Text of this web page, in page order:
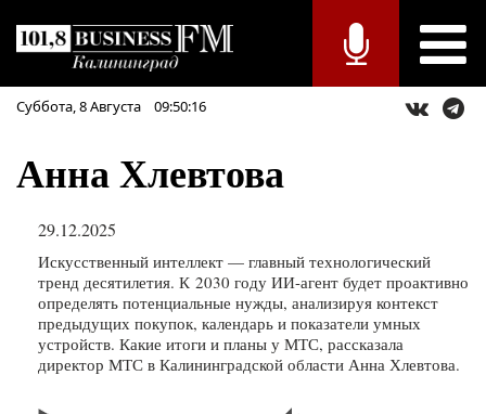
Суббота,8Августа 09:50:16
Анна Хлевтова
29.12.2025
Искусственный интеллект — главный технологический
тренд десятилетия. К 2030 году ИИ-агент будет проактивно
определять потенциальные нужды, анализируя контекст
предыдущих покупок, календарь и показатели умных
устройств. Какие итоги и планы у МТС, рассказала
директор МТС в Калининградской области Анна Хлевтова.